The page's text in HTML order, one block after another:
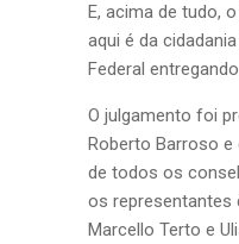
E, acima de tudo,
aqui é da
Federal
O julgamento foi
Roberto Barroso
de todos os
os representantes
Marcello Terto e